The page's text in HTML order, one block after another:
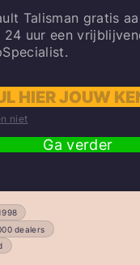
Talisman gratis
24 uur een
niet
Ga verder
dealers